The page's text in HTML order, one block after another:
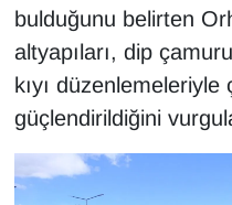
bulduğunu belirten
altyapıları, dip
kıyı
güçlendirildiğini